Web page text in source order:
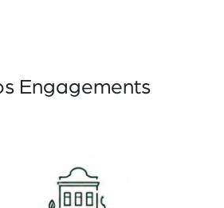
Engagements